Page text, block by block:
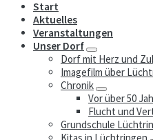
Start
Aktuelles
Veranstaltungen
Unser Dorf
Dorf mit Herz und
Imagefilm über
Chronik
Vor über 50
Flucht und
Grundschule
Kitas in Lüchtringen